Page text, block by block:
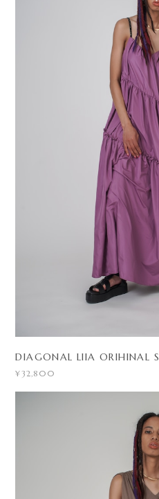
DIAGONAL LIIA ORIHINAL
¥32,800